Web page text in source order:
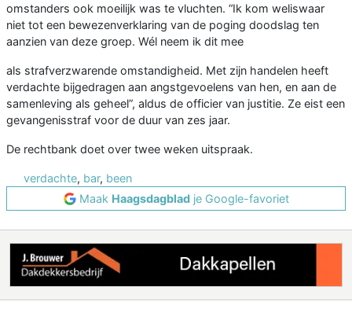
omstanders ook moeilijk was te vluchten. “Ik kom weliswaar
niet tot een bewezenverklaring van de poging doodslag ten
aanzien van deze groep. Wél neem ik dit mee
als strafverzwarende omstandigheid. Met zijn handelen heeft
verdachte bijgedragen aan angstgevoelens van hen, en aan de
samenleving als geheel”, aldus de officier van justitie. Ze eist een
gevangenisstraf voor de duur van zes jaar.
De rechtbank doet over twee weken uitspraak.
verdachte, bar, been
Maak Haagsdagbladje Google-favoriet